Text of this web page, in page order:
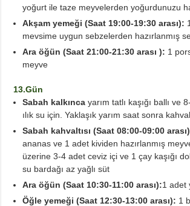
yoğurt ile taze meyvelerden yoğurdunuzu
Akşam yemeği (Saat 19:00-19:30 arası):
mevsime uygun sebzelerden hazırlanmış
Ara öğün (Saat 21:00-21:30 arası ): 1
meyve
13.Gün
Sabah kalkıncayarım tatlı kaşığı ballı ve
ılık su için. Yaklaşık yarım saat sonra
Sabah kahvaltısı (Saat 08:00-09:00
ananas ve 1 adet kividen hazırlanmış
üzerine 3-4 adet ceviz içi ve 1 çay kaşığı
su bardağı az yağlı süt
Ara öğün (Saat 10:30-11:00 arası):1 adet
Öğle yemeği (Saat 12:30-13:00 arası): 1